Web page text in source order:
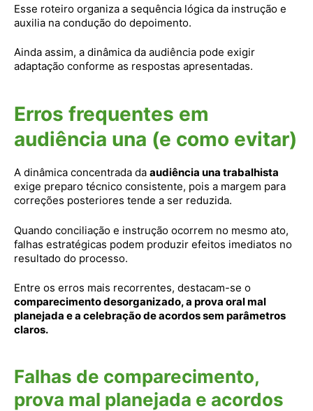
Esse roteiro organiza a sequência lógica da instrução e
auxilia na condução do depoimento.
Ainda assim, a dinâmica da audiência pode exigir
adaptação conforme as respostas apresentadas.
Erros frequentes em
audiência una (e como evitar)
A dinâmica concentrada da audiência una trabalhista
exige preparo técnico consistente, pois a margem para
correções posteriores tende a ser reduzida.
Quando conciliação e instrução ocorrem no mesmo ato,
falhas estratégicas podem produzir efeitos imediatos no
resultado do processo.
Entre os erros mais recorrentes, destacam-se o
comparecimento desorganizado, a prova oral mal
planejada e a celebração de acordos sem parâmetros
claros.
Falhas de comparecimento,
prova mal planejada e acordos